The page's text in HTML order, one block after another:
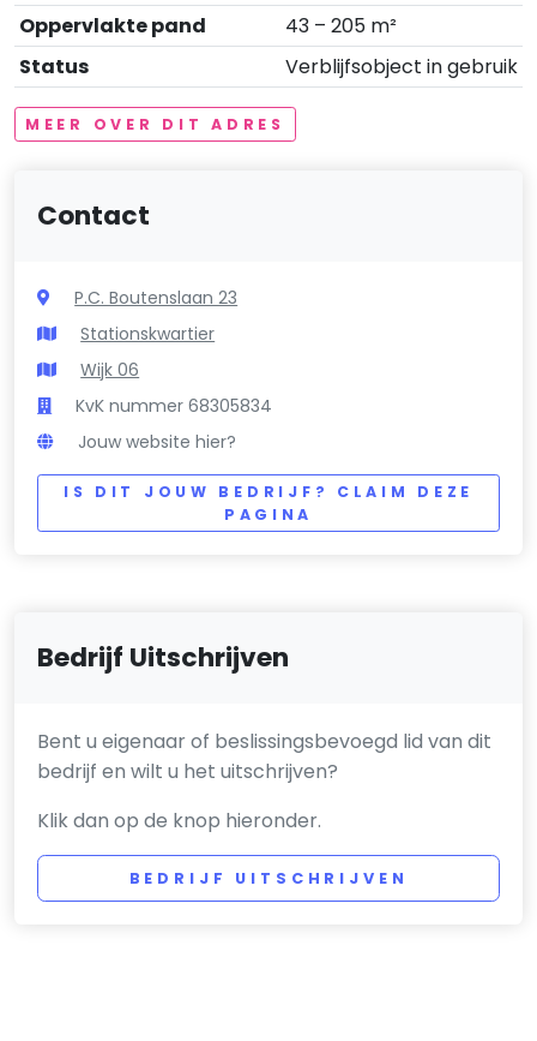
Oppervlakte pand
43 – 205 m²
Status
Verblijfsobject in gebruik
MEER OVER DIT ADRES
Contact
P.C. Boutenslaan 23
Stationskwartier
Wijk 06
KvK nummer 68305834
Jouw website hier?
IS DIT JOUW BEDRIJF? CLAIM DEZE
PAGINA
Bedrijf Uitschrijven
Bent u eigenaar of beslissingsbevoegd lid van dit
bedrijf en wilt u het uitschrijven?
Klik dan op de knop hieronder.
BEDRIJF UITSCHRIJVEN